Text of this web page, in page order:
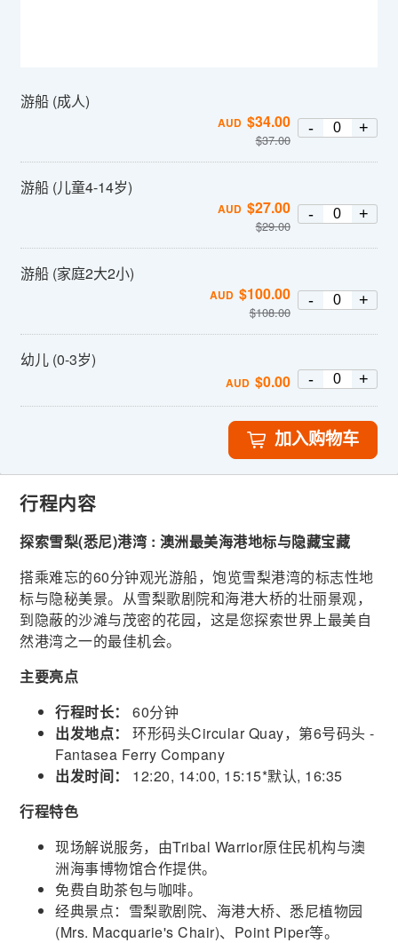
游船 (成人)
AUD $34.00
$37.00
- +
游船 (儿童4-14岁)
AUD $27.00
$29.00
- +
游船 (家庭2大2小)
AUD $100.00
$108.00
- +
幼儿 (0-3岁)
AUD $0.00 - +
加入购物车
行程内容
探索雪梨(悉尼)港湾 : 澳洲最美海港地标与隐藏宝藏
搭乘难忘的60分钟观光游船，饱览雪梨港湾的标志性地
标与隐秘美景。从雪梨歌剧院和海港大桥的壮丽景观，
到隐蔽的沙滩与茂密的花园，这是您探索世界上最美自
然港湾之一的最佳机会。
主要亮点
行程时长：
60分钟
出发地点：
环形码头Circular Quay，第6号码头 -
Fantasea Ferry Company
出发时间：
12:20, 14:00, 15:15*默认, 16:35
行程特色
现场解说服务，由Tribal Warrior原住民机构与澳
洲海事博物馆合作提供。
免费自助茶包与咖啡。
经典景点：雪梨歌剧院、海港大桥、悉尼植物园
(Mrs. Macquarie's Chair)、Point Piper等。